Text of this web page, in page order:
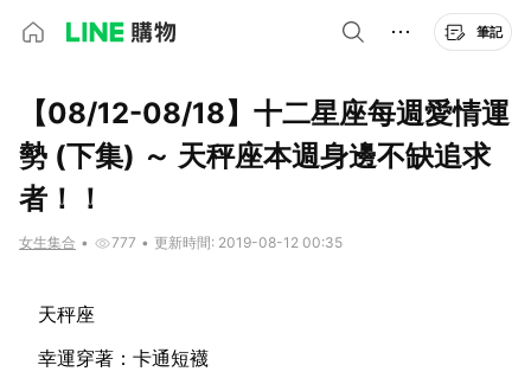
筆記
【08/12-08/18】十二星座每週愛情運
勢 (下集) ～ 天秤座本週身邊不缺追求
者！！
女生集合 • 777 • 更新時間: 2019-08-12 00:35
天秤座
幸運穿著：卡通短襪